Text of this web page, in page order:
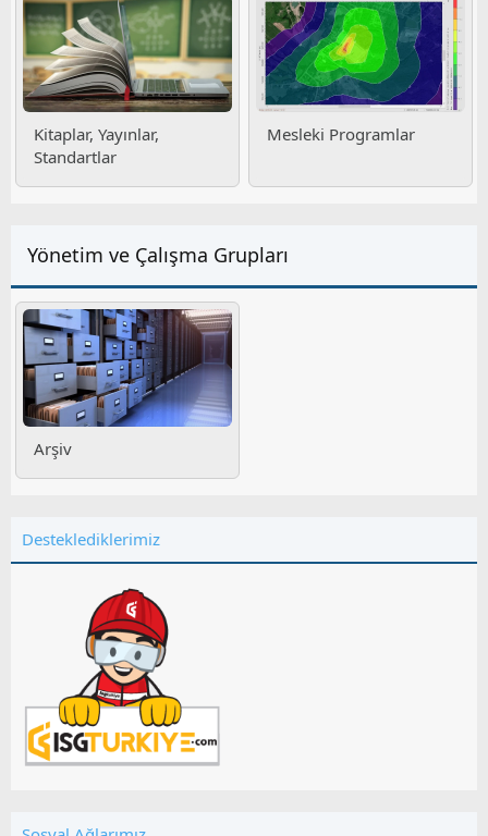
Kitaplar, Yayınlar,
Standartlar
Mesleki Programlar
Yönetim ve Çalışma Grupları
Arşiv
Desteklediklerimiz